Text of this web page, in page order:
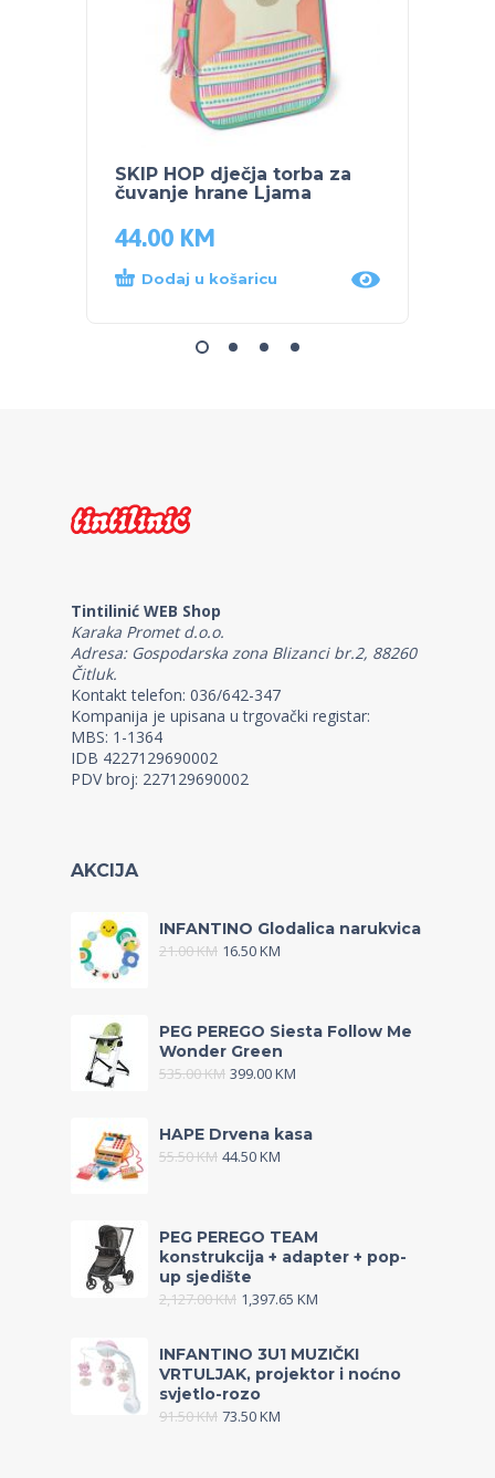
SKIP HOP dječja torba za
čuvanje hrane Ljama
44.00 KM
Dodaj u košaricu
Tintilinić WEB Shop
Karaka Promet d.o.o.
Adresa: Gospodarska zona Blizanci br.2, 88260
Čitluk.
Kontakt telefon: 036/642-347
Kompanija je upisana u trgovački registar:
MBS: 1-1364
IDB 4227129690002
PDV broj: 227129690002
AKCIJA
INFANTINO Glodalica narukvica
21.00KM 16.50KM
PEG PEREGO Siesta Follow Me
Wonder Green
535.00KM 399.00KM
HAPE Drvena kasa
55.50KM 44.50KM
PEG PEREGO TEAM
konstrukcija + adapter + pop-
up sjedište
2,127.00KM 1,397.65 KM
INFANTINO 3U1 MUZIČKI
VRTULJAK, projektor i noćno
svjetlo-rozo
91.50KM 73.50KM